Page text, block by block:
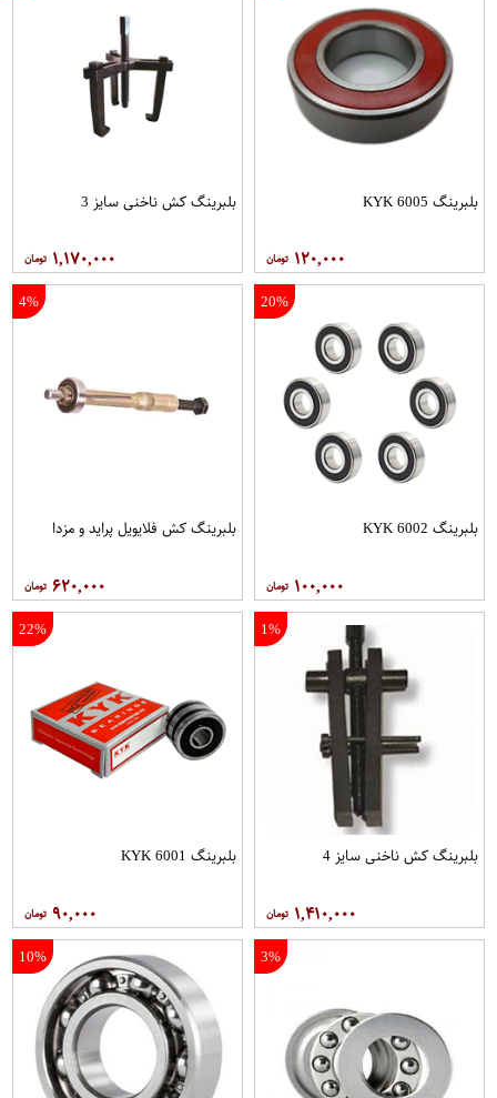
بلبرینگ 6005 KYK
۱۲۰,۰۰۰
بلبرینگ کش ناخنی سایز 3
۱,۱۷۰,۰۰۰
20%
بلبرینگ 6002 KYK
۱۰۰,۰۰۰
4%
بلبرینگ کش فلایویل پراید و مزدا
۶۲۰,۰۰۰
1%
بلبرینگ کش ناخنی سایز 4
۱,۴۱۰,۰۰۰
22%
بلبرینگ 6001 KYK
۹۰,۰۰۰
3%
10%